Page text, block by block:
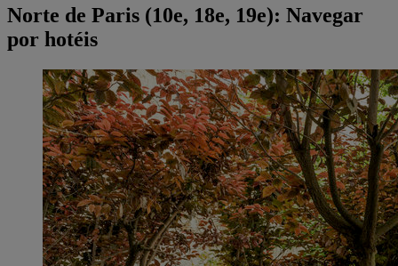
Norte de Paris (10e, 18e, 19e): Navegar
por hotéis